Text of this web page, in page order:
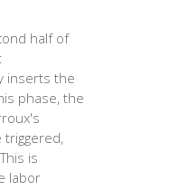
half of
inserts the
phase, the
is
labor